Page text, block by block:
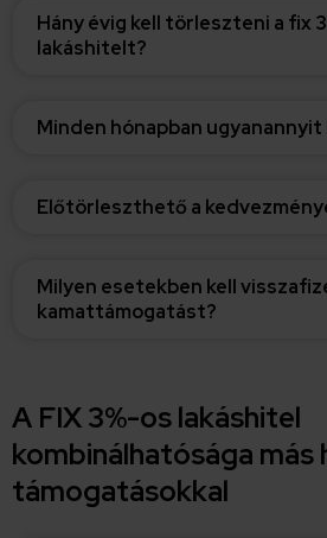
Hány évig kell törleszteni a fix
lakáshitelt?
Minden hónapban
Előtörleszthető a
Milyen esetekben kell
kamattámogatást?
A FIX 3%-os lakáshitel
kombinálhatósága más
támogatásokkal